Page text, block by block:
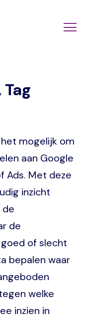
het mogelijk om
aan Google
Ads. Met deze
inzicht
de
de
of slecht
bepalen waar
welke
inzien in